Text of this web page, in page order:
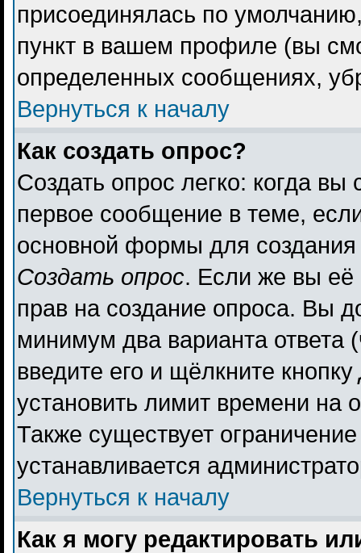
присоединялась по
пункт в вашем профиле (вы
определенных сообщениях,
Вернуться к началу
Как создать опрос?
Создать опрос легко: когда вы
первое сообщение в теме,
основной формы для
Создать опрос. Если же вы её
прав на создание опроса. Вы
минимум два варианта ответа
введите его и щёлкните кнопку
установить лимит времени на
Также существует
устанавливается
Вернуться к началу
Как я могу редактировать